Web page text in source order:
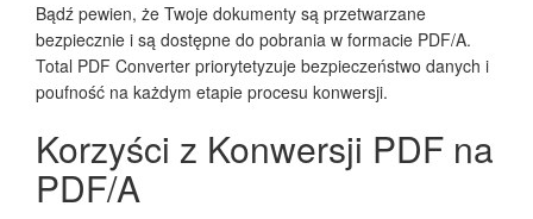
Bądź pewien, że Twoje dokumenty są przetwarzane
bezpiecznie i są dostępne do pobrania w formacie PDF/A.
Total PDF Converter priorytetyzuje bezpieczeństwo danych i
poufność na każdym etapie procesu konwersji.
Korzyści z Konwersji PDF na
PDF/A